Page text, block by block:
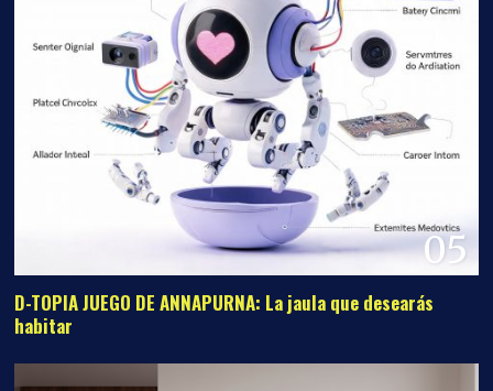
D-TOPIA JUEGO DE ANNAPURNA: La jaula que desearás
habitar